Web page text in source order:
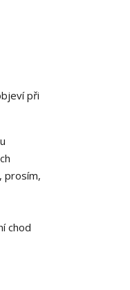
při
prosím,
chod